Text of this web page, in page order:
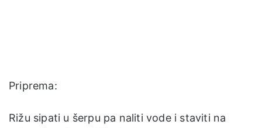
Priprema:
Rižu sipati u šerpu pa naliti vode i staviti na